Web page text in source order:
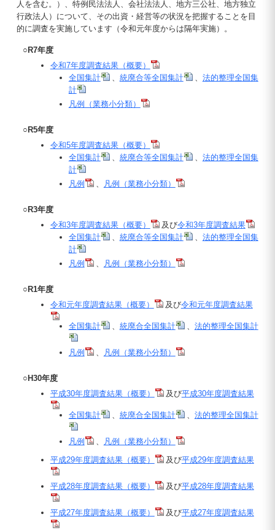
人を含む。）、特例民法法人、会社法法人、地方三公社、地方独立
行政法人）について、その出資・経営等の状況を把握することを目
的に調査を実施しています（令和元年度からは隔年実施）。
○R7年度
令和7年度調査結果（概要）
全国集計
、 統廃合等全国集計 、 法的整理全国集
計
凡例（業務小分類）
○R5年度
令和5年度調査結果（概要）
全国集計
、 統廃合等全国集計 、 法的整理全国集
計
凡例
、 凡例（業務小分類）
○R3年度
令和3年度調査結果（概要）
及び令和3年度調査結果
全国集計
、 統廃合等全国集計 、 法的整理全国集
計
凡例
、 凡例（業務小分類）
○R1年度
令和元年度調査結果（概要）
及び令和元年度調査結果
全国集計 、 統廃合全国集計 、 法的整理全国集計
凡例 、 凡例（業務小分類）
○H30年度
平成30年度調査結果（概要）
及び平成30年度調査結果
全国集計 、 統廃合全国集計 、 法的整理全国集計
凡例 、
凡例（業務小分類）
平成29年度調査結果（概要）
及び平成29年度調査結果
平成28年度調査結果（概要） 及び平成28年度調査結果
平成27年度調査結果（概要） 及び平成27年度調査結果